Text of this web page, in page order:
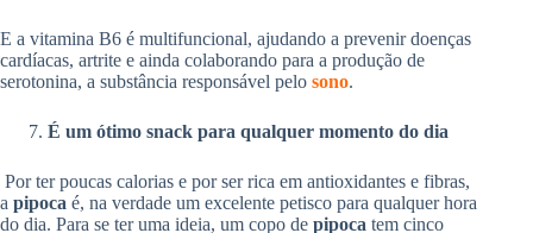
E a vitamina B6 é multifuncional, ajudando a prevenir doenças
cardíacas, artrite e ainda colaborando para a produção de
serotonina, a substância responsável pelo sono.
É um ótimo snack para qualquer momento do dia
Por ter poucas calorias e por ser rica em antioxidantes e fibras,
a pipoca é, na verdade um excelente petisco para qualquer hora
do dia. Para se ter uma ideia, um copo de pipoca tem cinco